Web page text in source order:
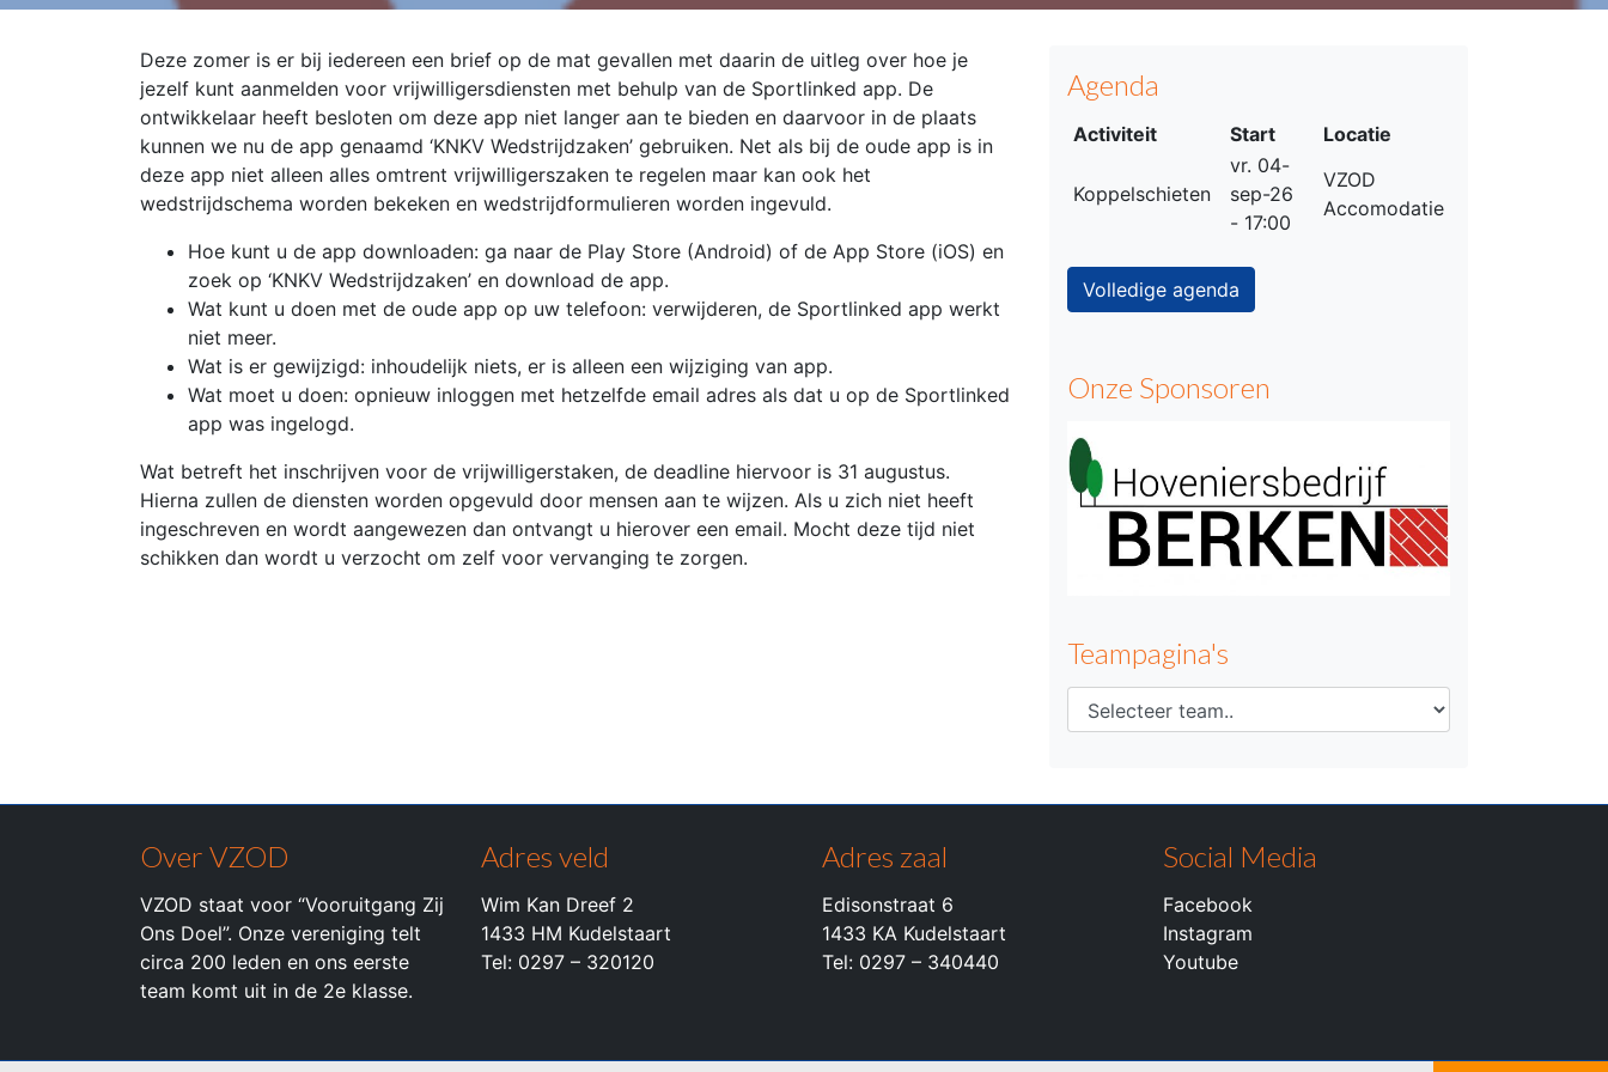
Deze zomer is er bij iedereen een brief op de mat gevallen met daarin de uitleg over hoe je
jezelf kunt aanmelden voor vrijwilligersdiensten met behulp van de Sportlinked app. De
ontwikkelaar heeft besloten om deze app niet langer aan te bieden en daarvoor in de plaats
kunnen we nu de app genaamd ‘KNKV Wedstrijdzaken’ gebruiken. Net als bij de oude app is in
deze app niet alleen alles omtrent vrijwilligerszaken te regelen maar kan ook het
wedstrijdschema worden bekeken en wedstrijdformulieren worden ingevuld.
Hoe kunt u de app downloaden: ga naar de Play Store (Android) of de App Store (iOS) en
zoek op ‘KNKV Wedstrijdzaken’ en download de app.
Wat kunt u doen met de oude app op uw telefoon: verwijderen, de Sportlinked app werkt
niet meer.
Wat is er gewijzigd: inhoudelijk niets, er is alleen een wijziging van app.
Wat moet u doen: opnieuw inloggen met hetzelfde email adres als dat u op de Sportlinked
app was ingelogd.
Wat betreft het inschrijven voor de vrijwilligerstaken, de deadline hiervoor is 31 augustus.
Hierna zullen de diensten worden opgevuld door mensen aan te wijzen. Als u zich niet heeft
ingeschreven en wordt aangewezen dan ontvangt u hierover een email. Mocht deze tijd niet
schikken dan wordt u verzocht om zelf voor vervanging te zorgen.
Agenda
Activiteit Start Locatie
Koppelschieten
vr. 04-
sep-26
- 17:00
VZOD
Accomodatie
Volledige agenda
Onze Sponsoren
Teampagina's
Over VZOD
VZOD staat voor “Vooruitgang Zij
Ons Doel”. Onze vereniging telt
circa 200 leden en ons eerste
team komt uit in de 2e klasse.
Adres veld
Wim Kan Dreef 2
1433 HM Kudelstaart
Tel: 0297 – 320120
Adres zaal
Edisonstraat 6
1433 KA Kudelstaart
Tel: 0297 – 340440
Social Media
Facebook
Instagram
Youtube